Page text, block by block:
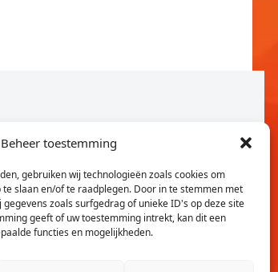
Beheer toestemming
gebruiken wij technologieën zoals cookies om
slaan en/of te raadplegen. Door in te stemmen met
zoals surfgedrag of unieke ID's op deze site
geeft of uw toestemming intrekt, kan dit een
functies en mogelijkheden.